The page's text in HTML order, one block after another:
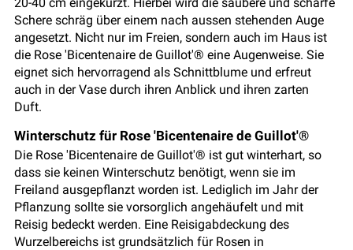
Schere schräg über einem nach aussen stehenden Auge
angesetzt. Nicht nur im Freien, sondern auch im Haus ist
die Rose 'Bicentenaire de Guillot'® eine Augenweise. Sie
eignet sich hervorragend als Schnittblume und erfreut
auch in der Vase durch ihren Anblick und ihren zarten
Duft.
Winterschutz für Rose 'Bicentenaire de Guillot'®
Die Rose 'Bicentenaire de Guillot'® ist gut winterhart, so
dass sie keinen Winterschutz benötigt, wenn sie im
Freiland ausgepflanzt worden ist. Lediglich im Jahr der
Pflanzung sollte sie vorsorglich angehäufelt und mit
Reisig bedeckt werden. Eine Reisigabdeckung des
Wurzelbereichs ist grundsätzlich für Rosen in